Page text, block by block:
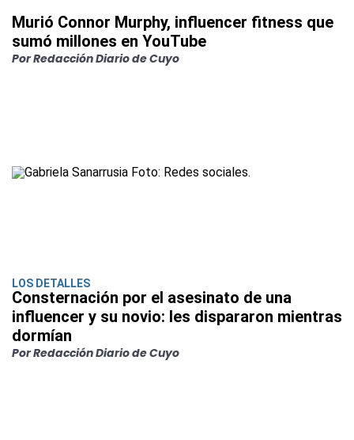
Murió Connor Murphy, influencer fitness que
sumó millones en YouTube
Por Redacción Diario de Cuyo
LOS DETALLES
Consternación por el asesinato de una
influencer y su novio: les dispararon mientras
dormían
Por Redacción Diario de Cuyo